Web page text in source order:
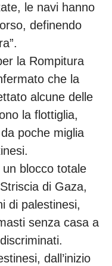
le navi hanno
definendo
la Rompitura
che la
alcune delle
la flottiglia,
poche miglia
blocco totale
di Gaza,
di palestinesi,
senza casa a
dall’inizio